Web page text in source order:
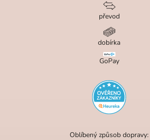
převod
dobírka
GoPay
Oblíbený způsob dopravy: